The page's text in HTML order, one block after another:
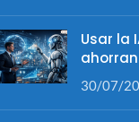
Usar la
30/07/